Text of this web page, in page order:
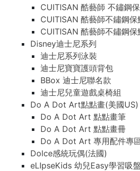
CUITISAN 酷藝師 不鏽鋼
CUITISAN 酷藝師不鏽鋼
CUITISAN 酷藝師不鏽鋼
Disney迪士尼系列
迪士尼系列泳裝
迪士尼寶寶護頭背包
BBox 迪士尼聯名款
迪士尼兒童遊戲桌椅組
Do A Dot Art點點畫(美國US)
Do A Dot Art 點點畫筆
Do A Dot Art 點點畫冊
Do A Dot Art 專用配件專
Dolce感統玩偶(法國)
eLIpseKids 幼兒Easy學習吸